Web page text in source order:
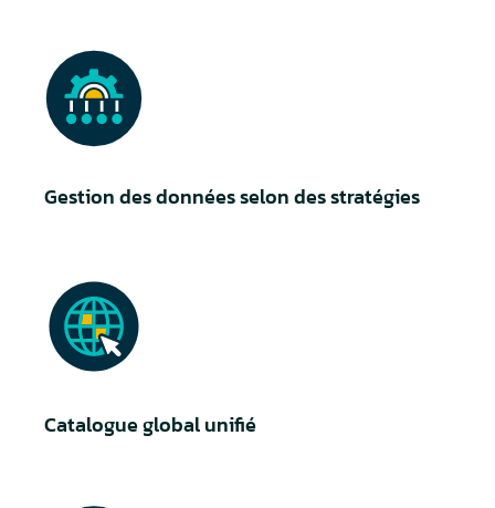
Gestion des données selon des stratégies
Catalogue global unifié